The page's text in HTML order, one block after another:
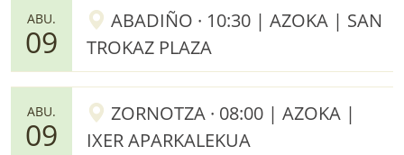
ABU.
09
ABADIÑO · 10:30 | AZOKA | SAN
TROKAZ PLAZA
ABU.
09
ZORNOTZA · 08:00 | AZOKA |
IXER APARKALEKUA